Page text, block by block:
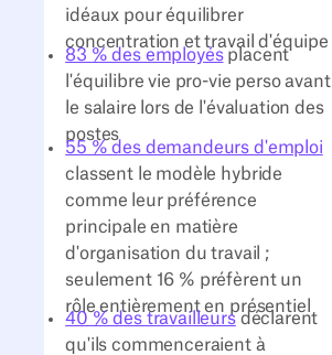
idéaux pour équilibrer
concentration et travail d'équipe
83 % des employésplacent
l'équilibre vie pro-vie perso avant
le salaire lors de l'évaluation des
postes
55 % des demandeurs d'emploi
classent le modèle hybride
comme leur préférence
principale en matière
d'organisation du travail ;
seulement 16 % préfèrent un
rôle entièrement en présentiel
40 % des travailleursdéclarent
qu'ils commenceraient à